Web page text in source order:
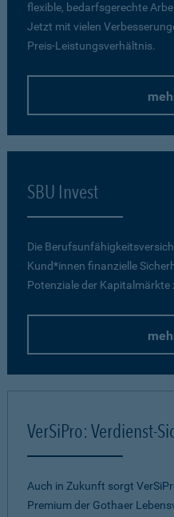
flexible, bedarfsgerechte
Jetzt mit vielen
Preis-Leistungsverhältnis.
SBU Invest
Die
Kund*innen finanzielle
Potenziale der Kapitalmärkte
VerSiPro: Verdienst-
Auch in Zukunft sorgt
Premium der Gothaer